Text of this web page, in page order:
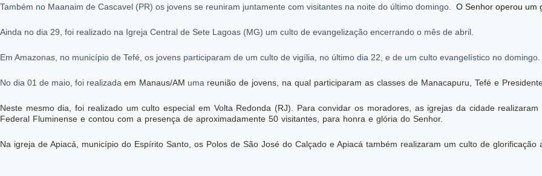
Também no Maanaim de Cascavel (PR) os jovens se reuniram juntamente com visitantes na noite do último domingo. O Senhor operou um
Ainda no dia 29, foi realizado na Igreja Central de Sete Lagoas (MG) um culto de evangelização encerrando o mês de abril.
Em Amazonas, no município de Tefé, os jovens participaram de um culto de vigília, no último dia 22, e de um culto evangelístico no domingo.
No dia 01 de maio, foi realizada em Manaus/AM uma reunião de jovens, na qual participaram as classes de Manacapuru, Tefé e
Neste mesmo dia, foi realizado um culto especial em Volta Redonda (RJ). Para convidar os moradores, as igrejas da cidade
Federal Fluminense e contou com a presença de aproximadamente 50 visitantes, para honra e glória do Senhor.
Na igreja de Apiacá, município do Espírito Santo, os Polos de São José do Calçado e Apiacá também realizaram um culto de